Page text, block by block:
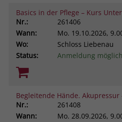
Basics in der Pflege – Kurs
Nr.:
261406
Wann:
Mo. 19.10.2026,
Wo:
Schloss Liebenau
Status:
Anmeldung möglich
Begleitende Hände. Akupressur
Nr.:
261408
Wann:
Mo. 28.09.2026,